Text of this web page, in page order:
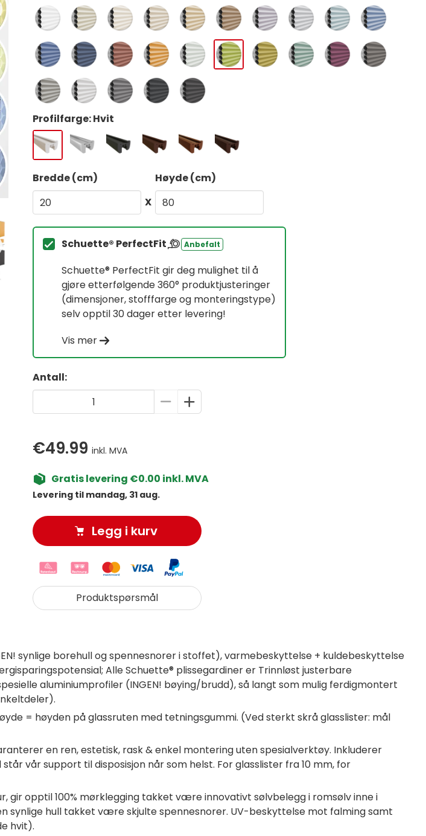
Profilfarge: Hvit
Bredde (cm)
X
Høyde (cm)
Schuette® PerfectFit Anbefalt
Schuette® PerfectFit gir deg mulighet til å
gjøre etterfølgende 360° produktjusteringer
(dimensjoner, stofffarge og monteringstype)
selv opptil 30 dager etter levering!
Vis mer
Antall:
€49.99 inkl. MVA
Gratis levering €0.00 inkl. MVA
Levering til mandag, 31 aug.
Legg i kurv
Produktspørsmål
synlige borehull og spennesnorer i stoffet), varmebeskyttelse + kuldebeskyttelse
Alle Schuette® plissegardiner er Trinnløst justerbare
aluminiumprofiler (INGEN! bøying/brudd), så langt som mulig ferdigmontert
= høyden på glassruten med tetningsgummi. (Ved sterkt skrå glasslister: mål
en ren, estetisk, rask & enkel montering uten spesialverktøy. Inkluderer
vår support til disposisjon når som helst. For glasslister fra 10 mm, for
opptil 100% mørklegging takket være innovativt sølvbelegg i romsølv inne i
synlige hull takket være skjulte spennesnorer. UV-beskyttelse mot falming samt
hvit).